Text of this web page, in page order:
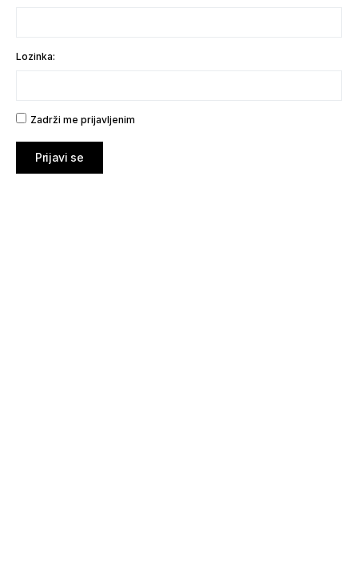
Lozinka:
Zadrži me prijavljenim
Prijavi se